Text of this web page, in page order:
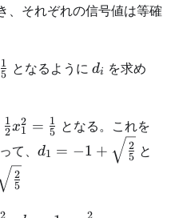
、それぞれの信号値は等確
\frac{1}
{5}
5
1 となるように d_i
di
を求め
\frac{1}
{2}x_1^2
=
\frac{1}
{5}
2
1 x1
2 = 5
1
となる。これを
て、
d_1 = -1 +
\sqrt{\frac{2}
d1 = −1 + 5
2 と
5
2